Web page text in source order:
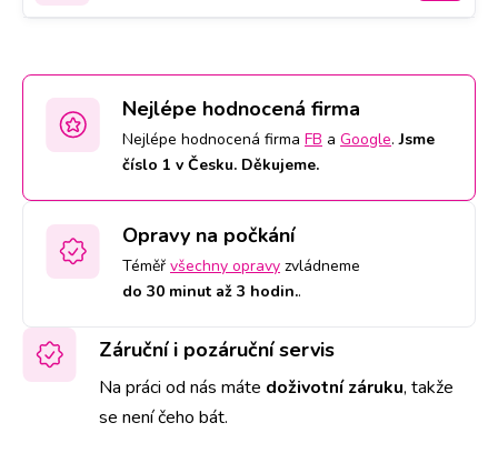
Nejlépe hodnocená firma
Nejlépe hodnocená firma FB a Google.Jsme
číslo 1 v Česku. Děkujeme.
Opravy na počkání
Téměř všechny opravy zvládneme
do 30 minut až 3 hodin..
Záruční i pozáruční servis
Na práci od nás máte doživotní záruku, takže
se není čeho bát.